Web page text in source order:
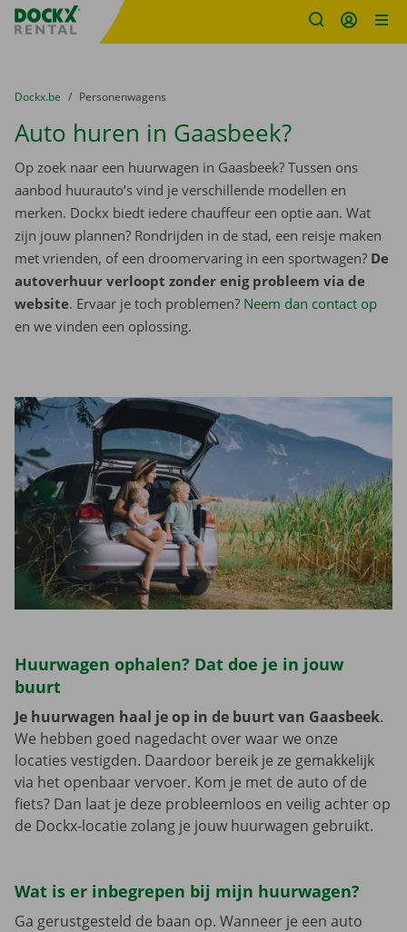
Fratello DEMO
U bevindt zich hier:
van
Dockx.be naar
Personenwagens
Auto huren in Gaasbeek?
Op zoek naar een huurwagen in Gaasbeek? Tussen ons
aanbod huurauto’s vind je verschillende modellen en
merken. Dockx biedt iedere chauffeur een optie aan. Wat
zijn jouw plannen? Rondrijden in de stad, een reisje maken
met vrienden, of een droomervaring in een sportwagen? De
autoverhuur verloopt zonder enig probleem via de
website. Ervaar je toch problemen? Neem dan contact op
en we vinden een oplossing.
Huurwagen ophalen? Dat doe je in jouw
buurt
Je huurwagen haal je op in de buurt van Gaasbeek.
We hebben goed nagedacht over waar we onze
locaties vestigden. Daardoor bereik je ze gemakkelijk
via het openbaar vervoer. Kom je met de auto of de
fiets? Dan laat je deze probleemloos en veilig achter op
de Dockx-locatie zolang je jouw huurwagen gebruikt.
Wat is er inbegrepen bij mijn huurwagen?
Ga gerustgesteld de baan op. Wanneer je een auto